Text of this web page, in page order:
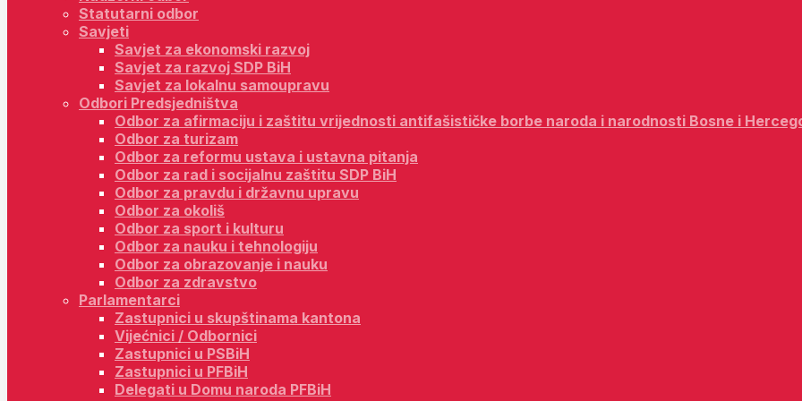
Statutarni odbor
Savjeti
Savjet za ekonomski razvoj
Savjet za razvoj SDP BiH
Savjet za lokalnu samoupravu
Odbori Predsjedništva
Odbor za afirmaciju i zaštitu vrijednosti antifašističke borbe naroda i narodnosti Bosne i
Odbor za turizam
Odbor za reformu ustava i ustavna pitanja
Odbor za rad i socijalnu zaštitu SDP BiH
Odbor za pravdu i državnu upravu
Odbor za okoliš
Odbor za sport i kulturu
Odbor za nauku i tehnologiju
Odbor za obrazovanje i nauku
Odbor za zdravstvo
Parlamentarci
Zastupnici u skupštinama kantona
Vijećnici / Odbornici
Zastupnici u PSBiH
Zastupnici u PFBiH
Delegati u Domu naroda PFBiH